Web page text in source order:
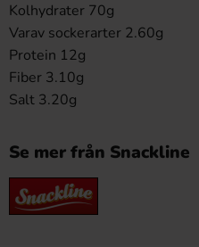
Kolhydrater 70g
Varav sockerarter 2.60g
Protein 12g
Fiber 3.10g
Salt 3.20g
Se mer från Snackline